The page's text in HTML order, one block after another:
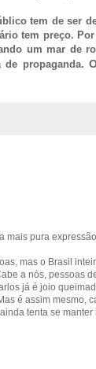
tem de ser
tem preço.
um mar de
de propaganda.
mais pura
mas o Brasil
a nós, pessoas
já é joio
é assim mesmo,
tenta se manter